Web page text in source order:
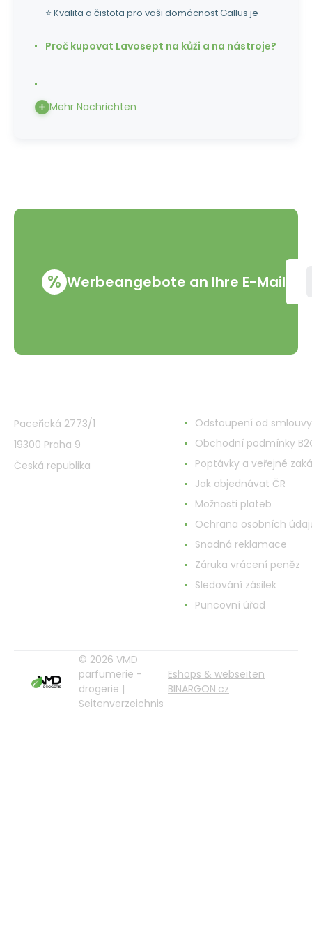
⭐ Kvalita a čistota pro vaši domácnost Gallus je
Proč kupovat Lavosept na kůži a na nástroje?
Mehr Nachrichten
% Werbeangebote an Ihre E-Mail
Paceřická 2773/1
19300 Praha 9
Česká republika
Odstoupení od smlouvy
Obchodní podmínky
Poptávky a veřejné
Jak objednávat ČR
Možnosti plateb
Ochrana osobních
Snadná reklamace
Záruka vrácení peněz
Sledování zásilek
Puncovní úřad
© 2026 VMD
parfumerie -
drogerie |
Seitenverzeichnis
Eshops & webseiten
BINARGON.cz